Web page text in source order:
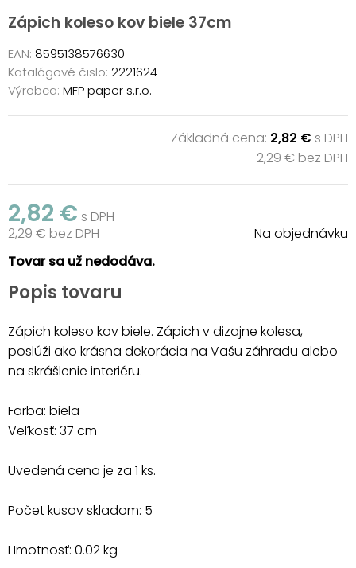
Zápich koleso kov biele 37cm
EAN: 8595138576630
Katalógové čislo: 2221624
Výrobca: MFP paper s.r.o.
Základná cena: 2,82 € s DPH
2,29 € bez DPH
2,82 € s DPH
2,29 € bez DPH
Na objednávku
Tovar sa už nedodáva.
Popis tovaru
Zápich koleso kov biele. Zápich v dizajne kolesa,
poslúži ako krásna dekorácia na Vašu záhradu alebo
na skrášlenie interiéru.
Farba: biela
Veľkosť: 37 cm
Uvedená cena je za 1 ks.
Počet kusov skladom: 5
Hmotnosť: 0.02 kg